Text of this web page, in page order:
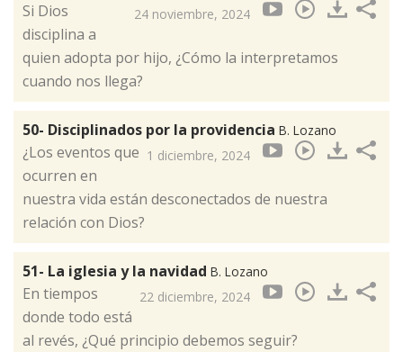
24 noviembre, 2024
Si Dios
disciplina a
quien adopta por hijo, ¿Cómo la interpretamos
cuando nos llega?
50- Disciplinados por la providencia B. Lozano
1 diciembre, 2024
¿Los eventos que
ocurren en
nuestra vida están desconectados de nuestra
relación con Dios?
51- La iglesia y la navidad B. Lozano
22 diciembre, 2024
En tiempos
donde todo está
al revés, ¿Qué principio debemos seguir?